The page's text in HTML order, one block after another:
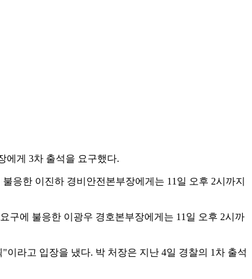
에게 3차 출석을 요구했다.
응한 이진하 경비안전본부장에게는 11일 오후 2시까지
구에 불응한 이광우 경호본부장에게는 11일 오후 2시까
라고 입장을 냈다. 박 처장은 지난 4일 경찰의 1차 출석